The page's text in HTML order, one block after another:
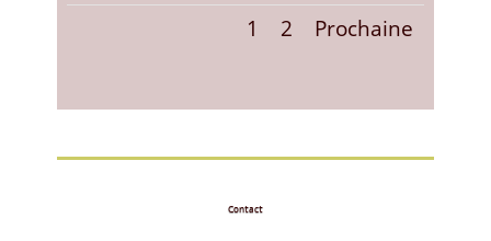
1 2 Prochaine
Contact